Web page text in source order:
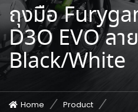
ถุงมือ
D3O EVO ลาย
Black/White
Home
Product